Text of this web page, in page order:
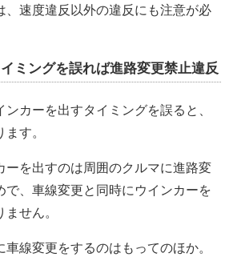
、速度違反以外の違反にも注意が必
ミングを誤れば進路変更禁止違反
カーを出すタイミングを誤ると、
す。
ーを出すのは周囲のクルマに進路変
で、車線変更と同時にウインカーを
せん。
線変更をするのはもってのほか。